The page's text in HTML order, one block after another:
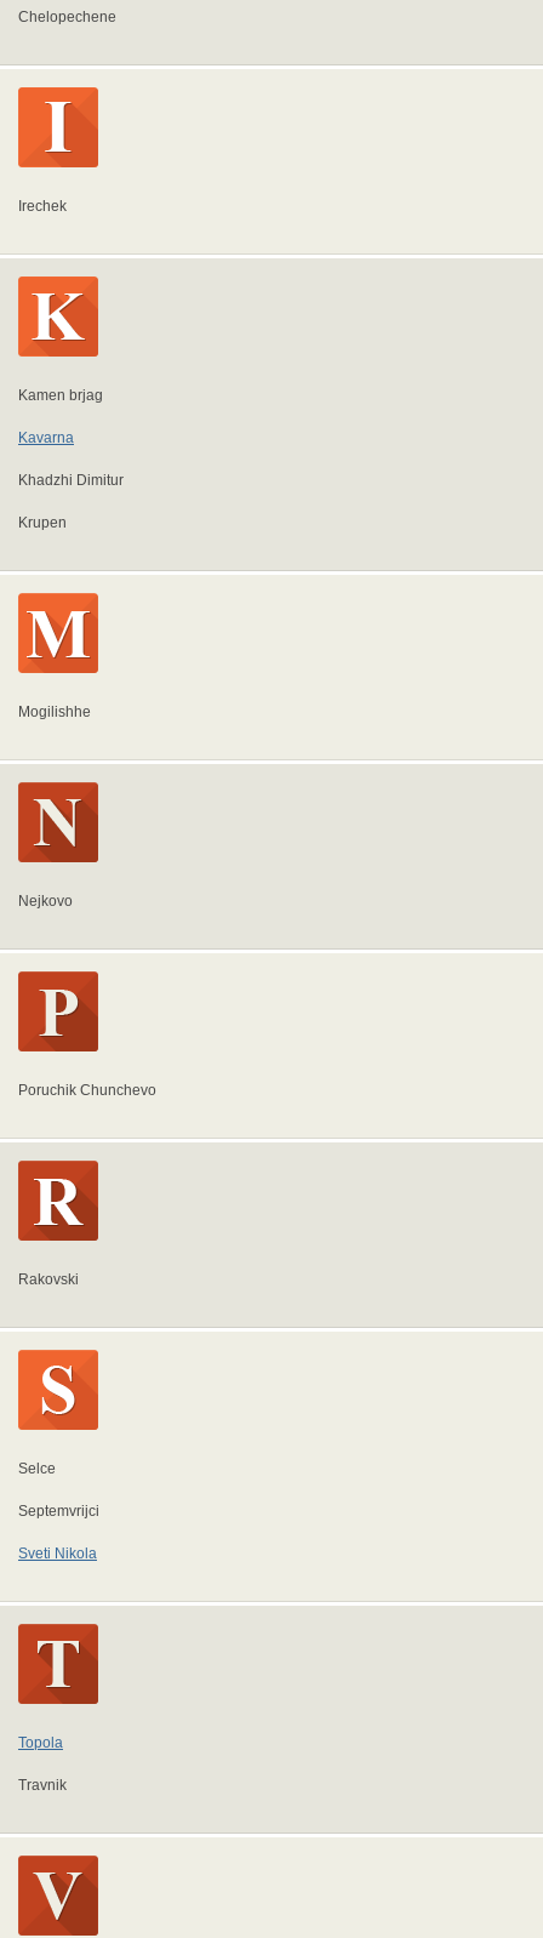
Chelopechene
Irechek
Kamen brjag
Kavarna
Khadzhi Dimitur
Krupen
Mogilishhe
Nejkovo
Poruchik Chunchevo
Rakovski
Selce
Septemvrijci
Sveti Nikola
Topola
Travnik